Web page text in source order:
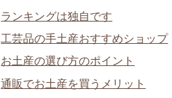
ランキングは独自です
工芸品の手土産おすすめショップ
お土産の選び方のポイント
通販でお土産を買うメリット